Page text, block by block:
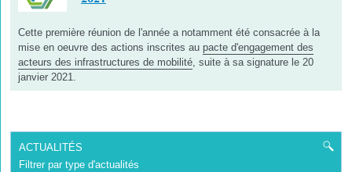
Cette première réunion de l'année a notamment été consacrée à la
mise en oeuvre des actions inscrites au pacte d'engagement des
acteurs des infrastructures de mobilité , suite à sa signature le 20
janvier 2021.
ACTUALITÉS
Filtrer par type d'actualités